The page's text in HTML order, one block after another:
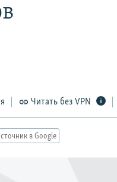
Читать без VPN
в Google